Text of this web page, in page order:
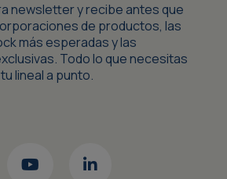
newsletter y recibe antes que
de productos, las
más esperadas y las
Todo lo que necesitas
lineal a punto.